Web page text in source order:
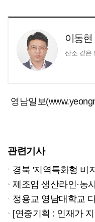
이동현
산소 같은
영남일보
관련기사
경북 '지역특화형 비
제조업 생산라인·농사
정용교 영남대학교 다문화교육
[연중기획 : 인재가 지역을 바